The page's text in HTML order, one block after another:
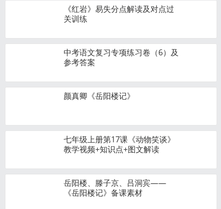
《红岩》易失分点解读及对点过
关训练
中考语文复习专项练习卷（6）及
参考答案
颜真卿《岳阳楼记》
七年级上册第17课《动物笑谈》
教学视频+知识点+图文解读
岳阳楼、滕子京、吕洞宾——
《岳阳楼记》备课素材